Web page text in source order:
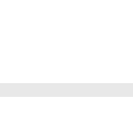
トイビルド、シンプルな
ト|子供向けの可動部品、